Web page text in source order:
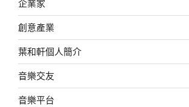
企業家
創意產業
葉和軒個人簡介
音樂交友
音樂平台